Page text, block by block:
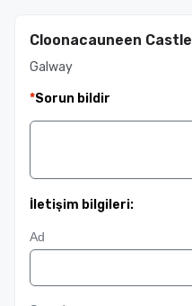
Cloonacauneen Castle
Galway
*Sorun bildir
İletişim bilgileri:
Ad